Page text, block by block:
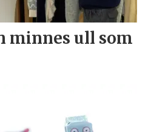
minnes ull som